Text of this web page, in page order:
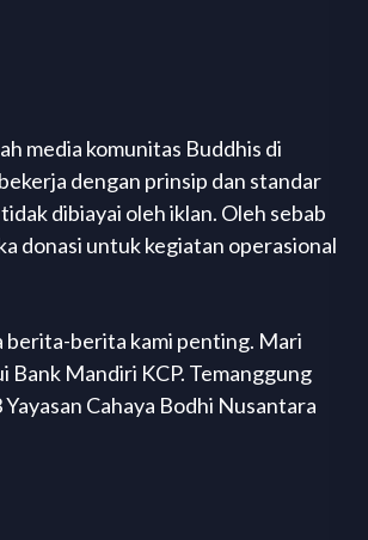
media komunitas Buddhis di
dengan prinsip dan standar
dibiayai oleh iklan. Oleh sebab
donasi untuk kegiatan operasional
berita-berita kami penting. Mari
Bank Mandiri KCP. Temanggung
Cahaya Bodhi Nusantara